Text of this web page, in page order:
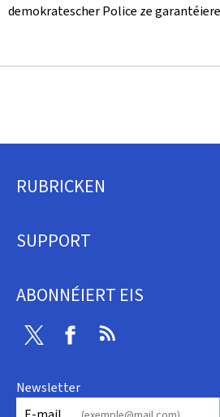
demokratescher Police ze
Fousszeil
RUBRICKEN
SUPPORT
ABONNÉIERT EIS
Twitter Facebook
Newsletter